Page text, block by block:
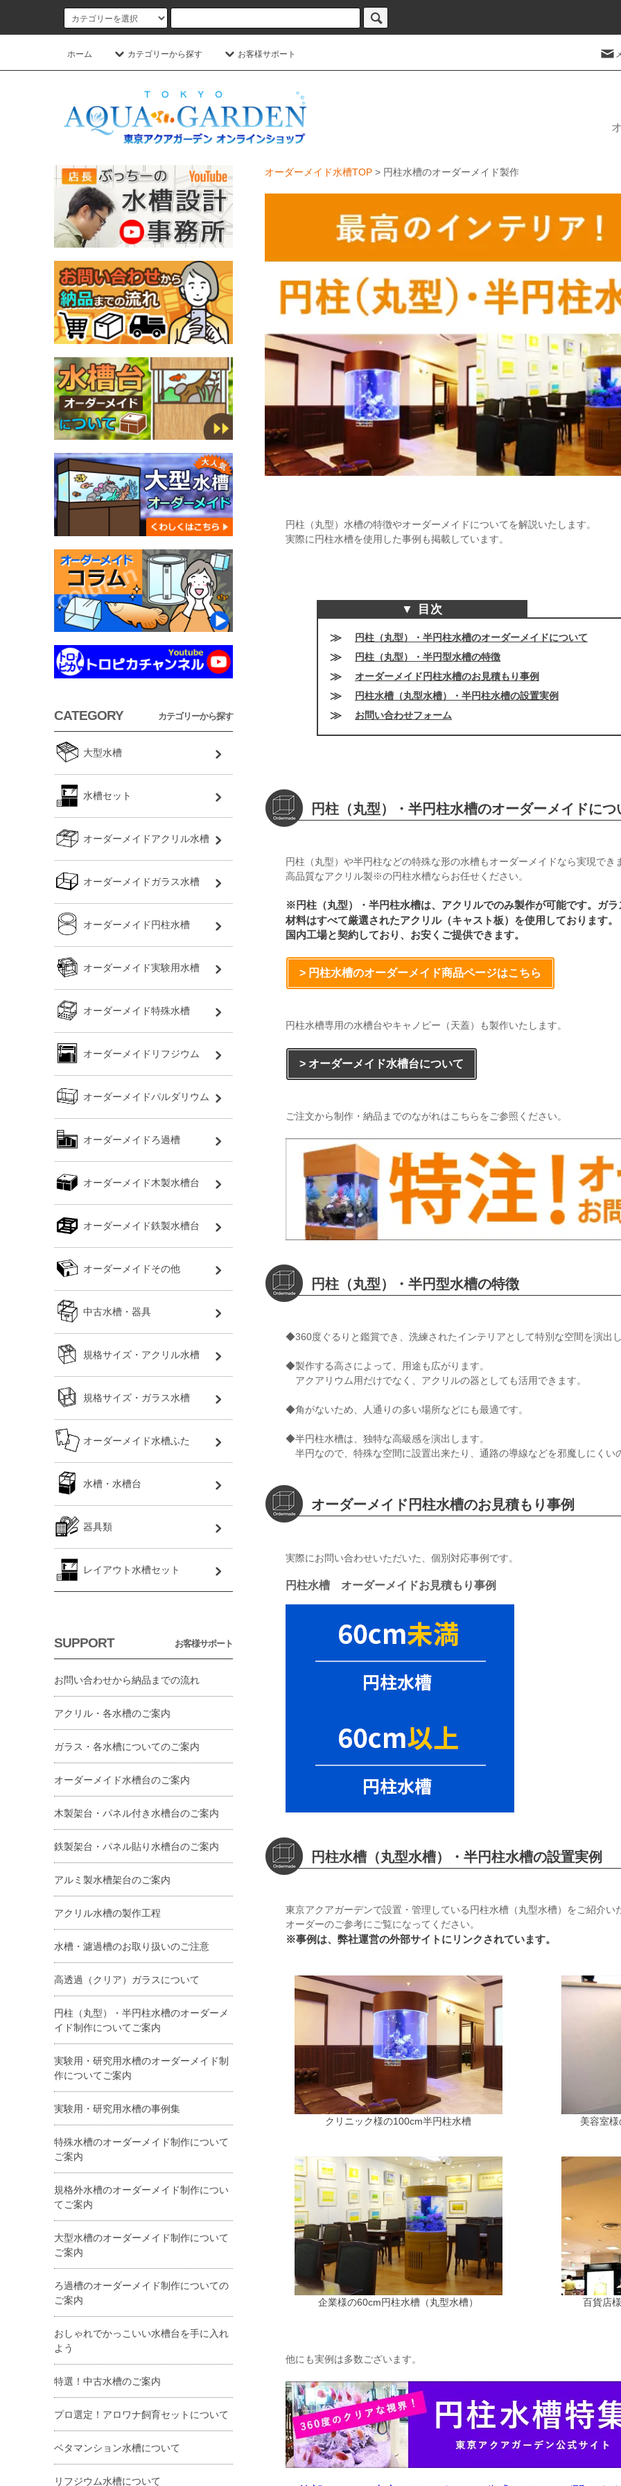
ホーム カテゴリーから探す お客様サポート
オーダーメイド水槽TOP > 円柱水槽のオーダーメイド製作
円柱（丸型）水槽の特徴やオーダーメイドについてを解説いたします。
実際に円柱水槽を使用した事例も掲載しています。
円柱（丸型）・半円柱水槽のオーダーメイドについて
円柱（丸型）・半円型水槽の特徴
オーダーメイド円柱水槽のお見積もり事例
円柱水槽（丸型水槽）・半円柱水槽の設置実例
お問い合わせフォーム
円柱（丸型）・半円柱水槽のオーダーメイドにつ
円柱（丸型）や半円柱などの特殊な形の水槽もオーダーメイドなら実現でき
高品質なアクリル製※の円柱水槽ならお任せください。
※円柱（丸型）・半円柱水槽は、アクリルでのみ製作が可能です。ガラ
材料はすべて厳選されたアクリル（キャスト板）を使用しております。
国内工場と契約しており、お安くご提供できます。
> 円柱水槽のオーダーメイド商品ページはこちら
円柱水槽専用の水槽台やキャノピー（天蓋）も製作いたします。
> オーダーメイド水槽台について
ご注文から制作・納品までのながれはこちらをご参照ください。
円柱（丸型）・半円型水槽の特徴
◆360度ぐるりと鑑賞でき、洗練されたインテリアとして特別な空間を演出し
◆製作する高さによって、用途も広がります。
アクアリウム用だけでなく、アクリルの器としても活用できます。
◆角がないため、人通りの多い場所などにも最適です。
◆半円柱水槽は、独特な高級感を演出します。
半円なので、特殊な空間に設置出来たり、通路の導線などを邪魔しにくい
オーダーメイド円柱水槽のお見積もり事例
実際にお問い合わせいただいた、個別対応事例です。
円柱水槽 オーダーメイドお見積もり事例
円柱水槽（丸型水槽）・半円柱水槽の設置実例
東京アクアガーデンで設置・管理している円柱水槽（丸型水槽）をご紹介い
オーダーのご参考にご覧になってください。
※事例は、弊社運営の外部サイトにリンクされています。
クリニック様の100cm半円柱水槽 美容室様
企業様の60cm円柱水槽（丸型水槽） 百貨店
他にも実例は多数ございます。
CATEGORY カテゴリーから探す
大型水槽
水槽セット
オーダーメイドアクリル水槽
オーダーメイドガラス水槽
オーダーメイド円柱水槽
オーダーメイド実験用水槽
オーダーメイド特殊水槽
オーダーメイドリフジウム
オーダーメイドパルダリウム
オーダーメイドろ過槽
オーダーメイド木製水槽台
オーダーメイド鉄製水槽台
オーダーメイドその他
中古水槽・器具
規格サイズ・アクリル水槽
規格サイズ・ガラス水槽
オーダーメイド水槽ふた
水槽・水槽台
器具類
レイアウト水槽セット
SUPPORT お客様サポート
お問い合わせから納品までの流れ
アクリル・各水槽のご案内
ガラス・各水槽についてのご案内
オーダーメイド水槽台のご案内
木製架台・パネル付き水槽台のご案内
鉄製架台・パネル貼り水槽台のご案内
アルミ製水槽架台のご案内
アクリル水槽の製作工程
水槽・濾過槽のお取り扱いのご注意
高透過（クリア）ガラスについて
円柱（丸型）・半円柱水槽のオーダーメ
イド制作についてご案内
実験用・研究用水槽のオーダーメイド制
作についてご案内
実験用・研究用水槽の事例集
特殊水槽のオーダーメイド制作について
ご案内
規格外水槽のオーダーメイド制作につい
てご案内
大型水槽のオーダーメイド制作について
ご案内
ろ過槽のオーダーメイド制作についての
ご案内
おしゃれでかっこいい水槽台を手に入れ
よう
特選！中古水槽のご案内
プロ選定！アロワナ飼育セットについて
ベタマンション水槽について
リフジウム水槽について